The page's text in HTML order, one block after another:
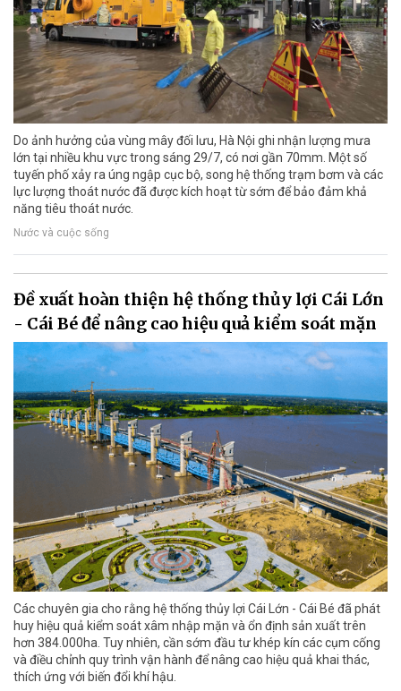
Do ảnh hưởng của vùng mây đối lưu, Hà Nội ghi nhận lượng mưa
lớn tại nhiều khu vực trong sáng 29/7, có nơi gần 70mm. Một số
tuyến phố xảy ra úng ngập cục bộ, song hệ thống trạm bơm và các
lực lượng thoát nước đã được kích hoạt từ sớm để bảo đảm khả
năng tiêu thoát nước.
Nước và cuộc sống
Đề xuất hoàn thiện hệ thống thủy lợi Cái Lớn
- Cái Bé để nâng cao hiệu quả kiểm soát mặn
Các chuyên gia cho rằng hệ thống thủy lợi Cái Lớn - Cái Bé đã phát
huy hiệu quả kiểm soát xâm nhập mặn và ổn định sản xuất trên
hơn 384.000ha. Tuy nhiên, cần sớm đầu tư khép kín các cụm cống
và điều chỉnh quy trình vận hành để nâng cao hiệu quả khai thác,
thích ứng với biến đổi khí hậu.